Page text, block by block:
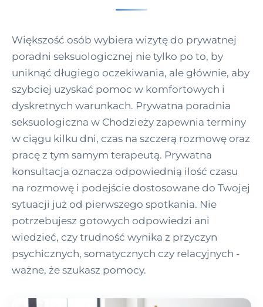
Większość osób wybiera wizytę do prywatnej
poradni seksuologicznej nie tylko po to, by
uniknąć długiego oczekiwania, ale głównie, aby
szybciej uzyskać pomoc w komfortowych i
dyskretnych warunkach. Prywatna poradnia
seksuologiczna w Chodzieży zapewnia terminy
w ciągu kilku dni, czas na szczerą rozmowę oraz
pracę z tym samym terapeutą. Prywatna
konsultacja oznacza odpowiednią ilość czasu
na rozmowę i podejście dostosowane do Twojej
sytuacji już od pierwszego spotkania. Nie
potrzebujesz gotowych odpowiedzi ani
wiedzieć, czy trudność wynika z przyczyn
psychicznych, somatycznych czy relacyjnych -
ważne, że szukasz pomocy.